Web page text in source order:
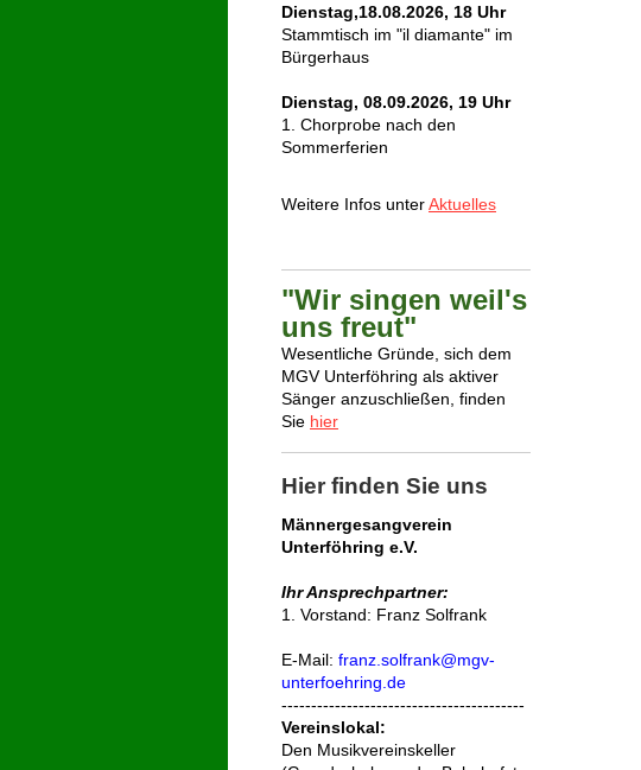
Dienstag,18.08.2026, 18 Uhr
Stammtisch im "il diamante" im
Bürgerhaus
Dienstag, 08.09.2026, 19 Uhr
1. Chorprobe nach den
Sommerferien
Weitere Infos unterAktuelles
"Wir singen weil's
uns freut"
Wesentliche Gründe, sich dem
MGV Unterföhring als aktiver
Sänger anzuschließen, finden
Sie hier
Hier finden Sie uns
Männergesangverein
Unterföhring e.V.
Ihr Ansprechpartner:
1. Vorstand: Franz Solfrank
E-Mail: franz.solfrank@mgv-
unterfoehring.de
-----------------------------------------
Vereinslokal:
Den Musikvereinskeller